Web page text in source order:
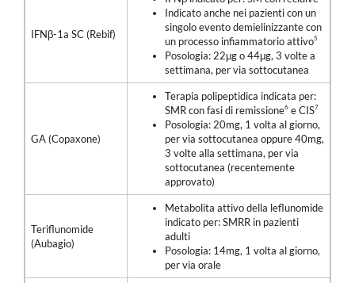
IFNβ-1a SC (Rebif)
Indicato anche nei pazienti con un
singolo evento demielinizzante con
un processo infiammatorio attivo5
Posologia: 22μg o 44μg, 3 volte a
settimana, per via sottocutanea
GA (Copaxone)
Terapia polipeptidica indicata per:
SMR con fasi di remissione6 e CIS7
Posologia: 20mg, 1 volta al giorno,
per via sottocutanea oppure 40mg,
3 volte alla settimana, per via
sottocutanea (recentemente
approvato)
Teriflunomide
(Aubagio)
Metabolita attivo della leflunomide
indicato per: SMRR in pazienti
adulti
Posologia: 14mg, 1 volta al giorno,
per via orale